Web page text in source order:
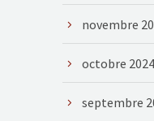
novembre
octobre 2024
septembre